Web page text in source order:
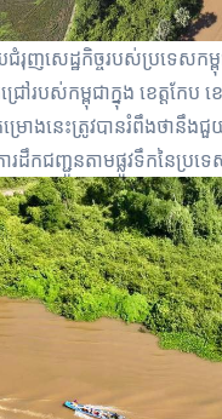
រុញសេដ្ឋកិច្ច​របស់​ប្រទេស​កម្
ៅរបស់​កម្ពុជាក្នុង ខេត្តកែ
ោងនេះ​ត្រូវ​បានរំពឹងថា​នឹង​ជួ
ារដឹកជញ្ជូន​តាមផ្លូវទឹក​នៃប្រ